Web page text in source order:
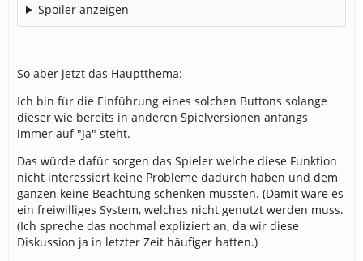
Spoiler anzeigen
So aber jetzt das Hauptthema:
Ich bin für die Einführung eines solchen Buttons solange
dieser wie bereits in anderen Spielversionen anfangs
immer auf "Ja" steht.
Das würde dafür sorgen das Spieler welche diese Funktion
nicht interessiert keine Probleme dadurch haben und dem
ganzen keine Beachtung schenken müssten. (Damit wäre es
ein freiwilliges System, welches nicht genutzt werden muss.
(Ich spreche das nochmal expliziert an, da wir diese
Diskussion ja in letzter Zeit häufiger hatten.)